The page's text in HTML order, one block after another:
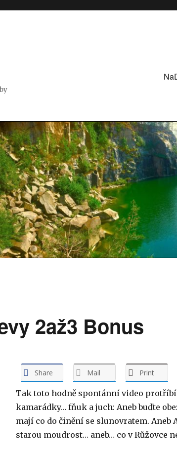
2až3 Bonus
Share Mail Print
Tak toto hodně spontánní video
kamarádky… fňuk a juch: Aneb buďte
mají co do činění se slunovratem. Aneb
starou moudrost… aneb… co v Růžovce